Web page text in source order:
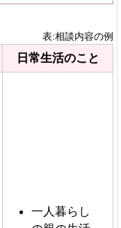
表:相談内容の例
日常生活のこと
一人暮らし